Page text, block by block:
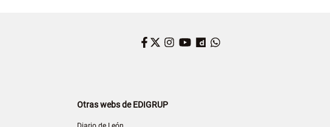
Facebook
Twitter
Instagram
YouTube
Dailymotion
Otras webs de EDIGRUP